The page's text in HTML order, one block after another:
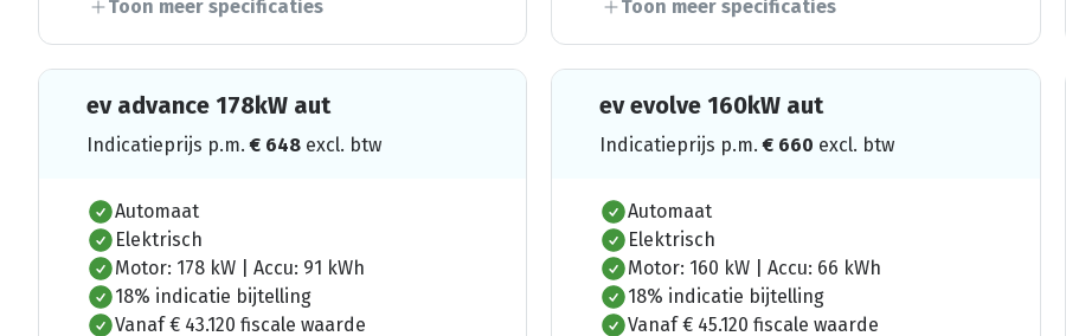
Toon meer specificaties
Toon meer specificaties
ev advance 178kW aut
Indicatieprijs p.m.€ 648 excl. btw
Automaat
Elektrisch
Motor: 178 kW | Accu: 91 kWh
18% indicatie bijtelling
Vanaf € 43.120 fiscale waarde
ev evolve 160kW aut
Indicatieprijs p.m.€ 660 excl. btw
Automaat
Elektrisch
Motor: 160 kW | Accu: 66 kWh
18% indicatie bijtelling
Vanaf € 45.120 fiscale waarde